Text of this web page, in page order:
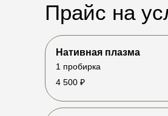
Нативная плазма
4 500 ₽
1 пробирка
Прайс на